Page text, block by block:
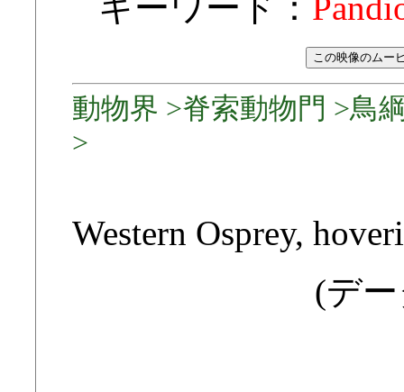
動物界 >脊索動物門 >鳥
>
Western Osprey,
(デー